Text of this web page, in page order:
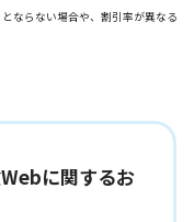
ならない場合や、割引率が異なる
に関するお